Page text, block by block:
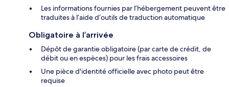
Les informations fournies par l’hébergement peuvent être
traduites à l’aide d’outils de traduction automatique
Obligatoire à l’arrivée
Dépôt de garantie obligatoire (par carte de crédit, de
débit ou en espèces) pour les frais accessoires
Une pièce d'identité officielle avec photo peut être
requise